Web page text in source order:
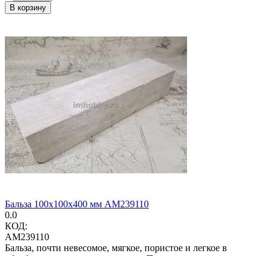
В корзину
Бальза 100х100х400 мм AM239110
0.0
КОД:
AM239110
Бальза, почти невесомое, мягкое, пористое и легкое в